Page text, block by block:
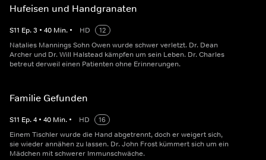
Hufeisen und Handgranaten
S11 Ep.3 • 40 Min. • HD
12
Natalies Mannings Sohn Owen wurde schwer verletzt. Dr. Dean
Archer und Dr. Will Halstead kämpfen um sein Leben. Dr. Charles
betreut derweil einen Patienten ohne Erinnerungen.
Familie Gefunden
S11 Ep.4 • 40 Min. • HD
16
Einem Tischler wurde die Hand abgetrennt, doch er weigert sich,
sie wieder annähen zu lassen. Dr. John Frost kümmert sich um ein
Mädchen mit schwerer Immunschwäche.